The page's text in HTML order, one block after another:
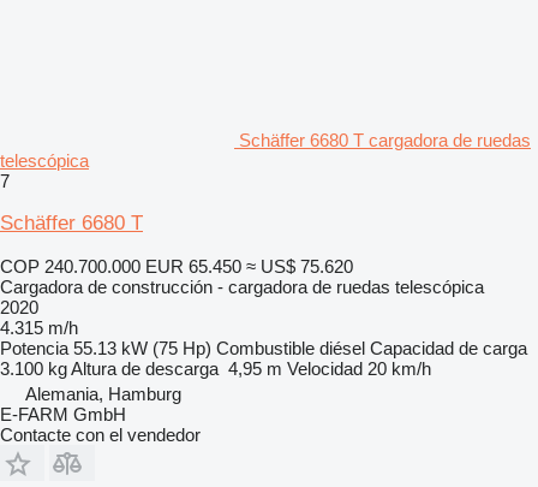
Schäffer 6680 T cargadora de ruedas
telescópica
7
Schäffer 6680 T
COP 240.700.000 EUR 65.450 ≈ US$ 75.620
Cargadora de construcción - cargadora de ruedas telescópica
2020
4.315 m/h
Potencia 55.13 kW (75 Hp) Combustible diésel Capacidad de carga
3.100 kgAltura de descarga 4,95 m Velocidad 20 km/h
Alemania, Hamburg
E-FARM GmbH
Contacte con el vendedor